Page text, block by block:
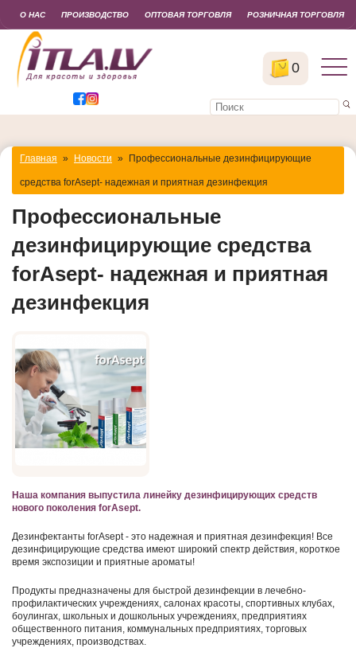
0
О НАС ПРОИЗВОДСТВО ОПТОВАЯ ТОРГОВЛЯ РОЗНИЧНАЯ ТОРГОВЛЯ
Главная » Новости » Профессиональные дезинфицирующие
средства forAsept- надежная и приятная дезинфекция
Профессиональные
дезинфицирующие средства
forAsept- надежная и приятная
дезинфекция
Наша компания выпустила линейку дезинфицирующих средств
нового поколения forAsept.
Дезинфектанты forAsept - это надежная и приятная дезинфекция! Все
дезинфицирующие средства имеют широкий спектр действия, короткое
время экспозиции и приятные ароматы!
Продукты предназначены для быстрой дезинфекции в лечебно-
профилактических учреждениях, салонах красоты, спортивных клубах,
боулингах, школьных и дошкольных учреждениях, предприятиях
общественного питания, коммунальных предприятиях, торговых
учреждениях, производствах.